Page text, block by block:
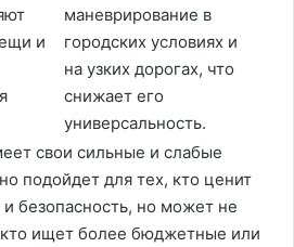
и
маневрирование в
городских условиях и
на узких дорогах, что
снижает его
универсальность.
свои сильные и слабые
подойдет для тех, кто ценит
безопасность, но может не
кто ищет более бюджетные или